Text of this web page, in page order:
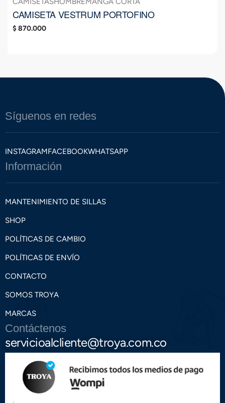
CAMISETA VESTRUM PORTOFINO
$870.000
Síguenos en redes
INSTAGRAMFACEBOOKWHATSAPP
Información
MANTENIMIENTO DE SILLAS
SHOP
POLÍTICAS DE CAMBIO
POLÍTICAS DE ENVÍO
CONTACTO
SOMOS TROYA
MARCAS
Contáctenos
servicioalcliente@troya.com.co